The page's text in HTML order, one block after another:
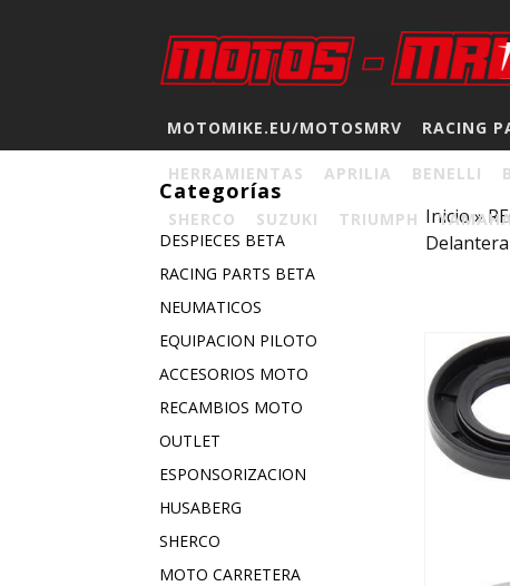
MOTOMIKE.EU/MOTOSMRV RACING
HERRAMIENTAS APRILIA BENELLI
SHERCO SUZUKI TRIUMPH
Categorías
DESPIECES BETA
RACING PARTS BETA
NEUMATICOS
EQUIPACION PILOTO
ACCESORIOS MOTO
RECAMBIOS MOTO
OUTLET
ESPONSORIZACION
HUSABERG
SHERCO
MOTO CARRETERA
Inicio»
Delantera